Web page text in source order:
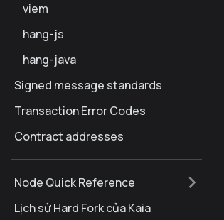
viem
hang-js
hang-java
Signed message standards
Transaction Error Codes
Contract addresses
Node Quick Reference
Lịch sử Hard Fork của Kaia